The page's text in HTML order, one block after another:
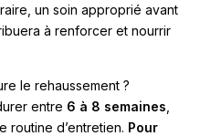
un soin approprié avant
à renforcer et nourrir
le rehaussement ?
entre 6 à 8 semaines
routine d’entretien. Pour